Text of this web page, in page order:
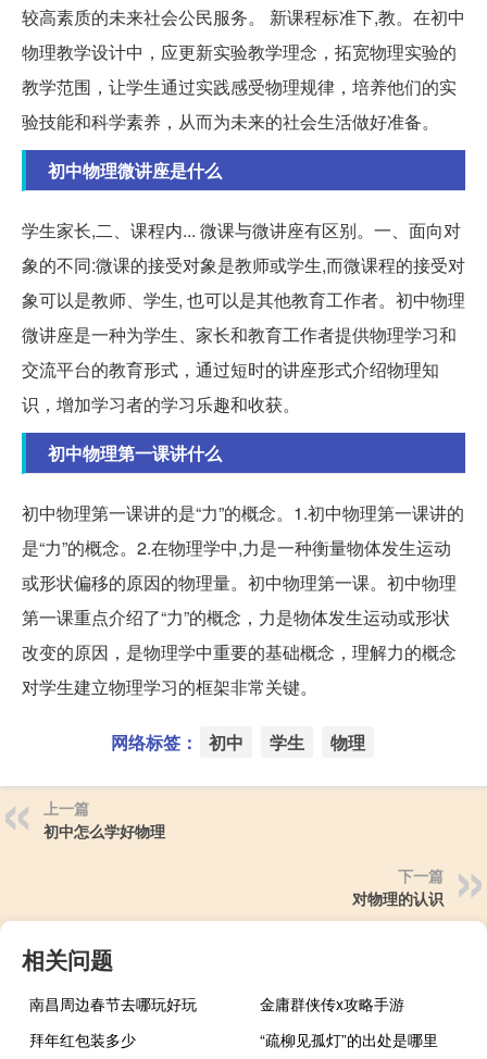
较高素质的未来社会公民服务。 新课程标准下,教。在初中
物理教学设计中，应更新实验教学理念，拓宽物理实验的
教学范围，让学生通过实践感受物理规律，培养他们的实
验技能和科学素养，从而为未来的社会生活做好准备。
初中物理微讲座是什么
学生家长,二、课程内... 微课与微讲座有区别。一、面向对
象的不同:微课的接受对象是教师或学生,而微课程的接受对
象可以是教师、学生, 也可以是其他教育工作者。初中物理
微讲座是一种为学生、家长和教育工作者提供物理学习和
交流平台的教育形式，通过短时的讲座形式介绍物理知
识，增加学习者的学习乐趣和收获。
初中物理第一课讲什么
初中物理第一课讲的是“力”的概念。1.初中物理第一课讲的
是“力”的概念。2.在物理学中,力是一种衡量物体发生运动
或形状偏移的原因的物理量。初中物理第一课。初中物理
第一课重点介绍了“力”的概念，力是物体发生运动或形状
改变的原因，是物理学中重要的基础概念，理解力的概念
对学生建立物理学习的框架非常关键。
网络标签： 初中 学生 物理
上一篇
初中怎么学好物理
下一篇
对物理的认识
相关问题
南昌周边春节去哪玩好玩
金庸群侠传x攻略手游
拜年红包装多少
“疏柳见孤灯”的出处是哪里